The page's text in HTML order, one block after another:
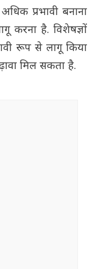
प्रभावी बनाना
करना है. विशेषज्ञों
रूप से लागू किया
मिल सकता है.